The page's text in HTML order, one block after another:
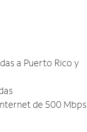
a Puerto Rico y
de 500 Mbps